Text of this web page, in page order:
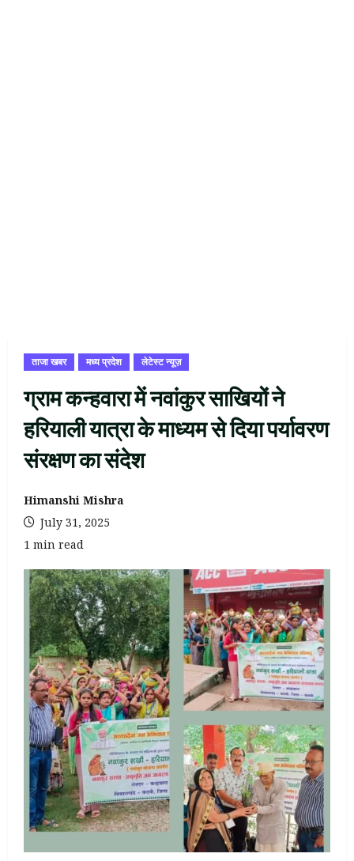
ताजा खबर मध्य प्रदेश लेटेस्ट न्यूज़
ग्राम कन्हवारा में नवांकुर साखियों ने
हरियाली यात्रा के माध्‍यम से दिया पर्यावरण
संरक्षण का संदेश
Himanshi Mishra
July 31, 2025
1 min read